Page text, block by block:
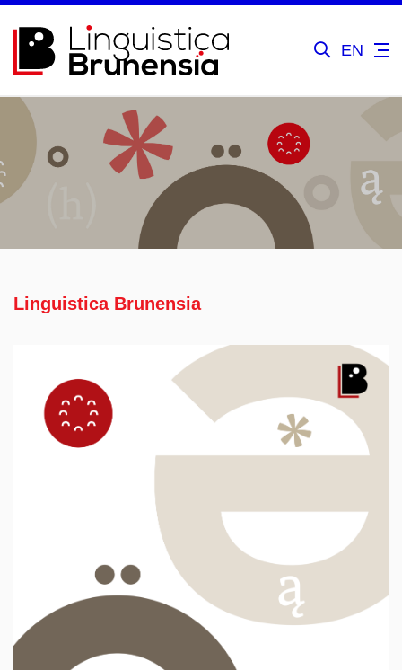
EN
Linguistica Brunensia